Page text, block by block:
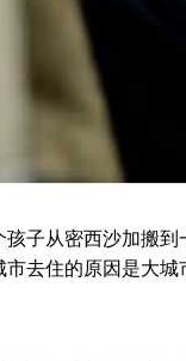
子从密西沙加搬
去住的原因是大